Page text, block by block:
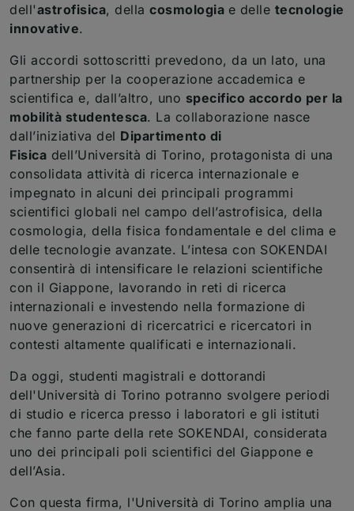
dell'astrofisica, della cosmologia e delle tecnologie
innovative.
Gli accordi sottoscritti prevedono, da un lato, una
partnership per la cooperazione accademica e
scientifica e, dall’altro, uno specifico accordo per la
mobilità studentesca. La collaborazione nasce
dall’iniziativa del Dipartimento di
Fisica dell’Università di Torino, protagonista di una
consolidata attività di ricerca internazionale e
impegnato in alcuni dei principali programmi
scientifici globali nel campo dell’astrofisica, della
cosmologia, della fisica fondamentale e del clima e
delle tecnologie avanzate. L’intesa con SOKENDAI
consentirà di intensificare le relazioni scientifiche
con il Giappone, lavorando in reti di ricerca
internazionali e investendo nella formazione di
nuove generazioni di ricercatrici e ricercatori in
contesti altamente qualificati e internazionali.
Da oggi, studenti magistrali e dottorandi
dell'Università di Torino potranno svolgere periodi
di studio e ricerca presso i laboratori e gli istituti
che fanno parte della rete SOKENDAI, considerata
uno dei principali poli scientifici del Giappone e
dell’Asia.
Con questa firma, l'Università di Torino amplia una